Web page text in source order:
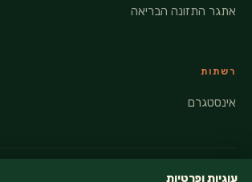
אתגר התזונה הבריאה
רשתות
אינסטגרם
עוגיות ופרטיות